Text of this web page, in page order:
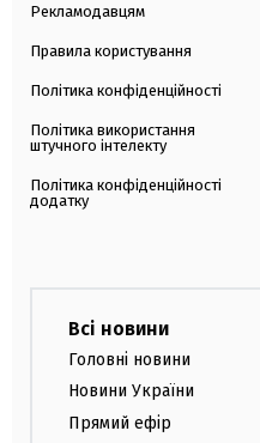
Рекламодавцям
Правила користування
Політика конфіденційності
Політика використання
штучного інтелекту
Політика конфіденційності
додатку
Всі новини
Головні новини
Новини України
Прямий ефір